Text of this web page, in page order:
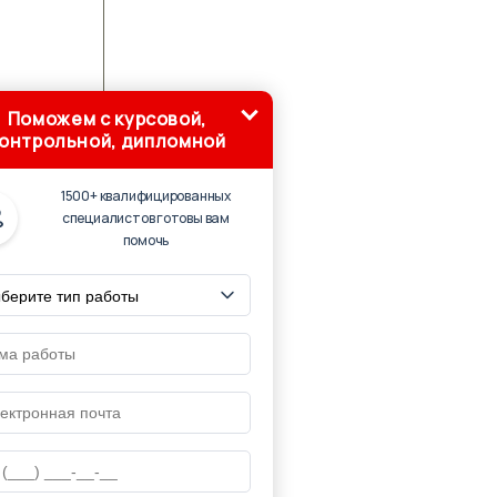
Поможем с курсовой,
дипломной
1500+ квалифицированных
специалистов готовы вам
помочь